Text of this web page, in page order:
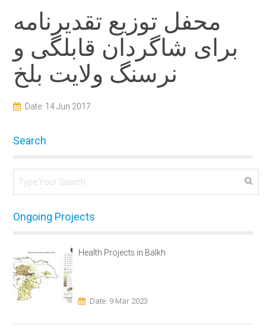
محفل توزیع تقدیرنامه
برای شاگردان قابلگی و
نرسنگ ولایت بلخ
Date: 14 Jun 2017
Search
Ongoing Projects
Health Projects in Balkh
Date: 9 Mar 2023